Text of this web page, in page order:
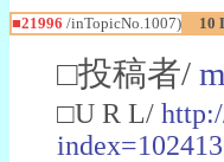
■21996 /inTopicNo.1007) 10
□投稿者/
□U R L/